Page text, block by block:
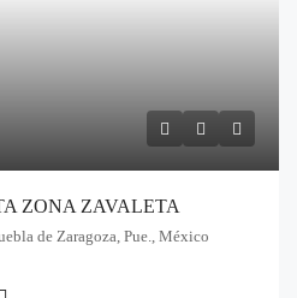
ZONA ZAVALETA
de Zaragoza, Pue., México